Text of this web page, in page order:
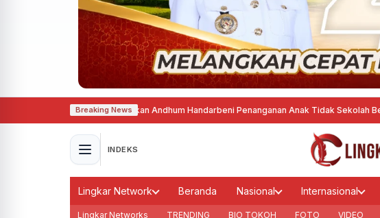
Breaking News
Luncurkan Aplikasi Gerakan Andhum Handarbeni Penanganan Anak Tidak Sekolah Berbasis
INDEKS
Lingkar Network Beranda Nasional Internasional
Lingkar Networks TRENDING BIO TOKOH FOTO VIDEO